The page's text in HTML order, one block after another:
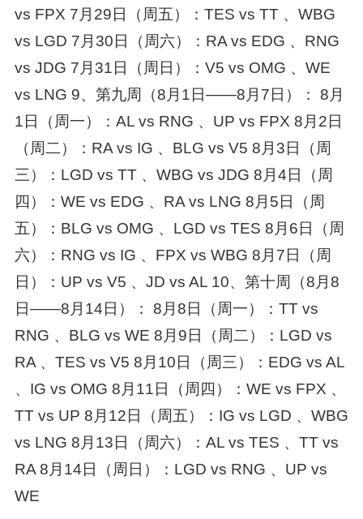
vs FPX 7月29日（周五）：TES vs TT 、WBG
vs LGD 7月30日（周六）：RA vs EDG 、RNG
vs JDG 7月31日（周日）：V5 vs OMG 、WE
vs LNG 9、第九周（8月1日——8月7日）： 8月
1日（周一）：AL vs RNG 、UP vs FPX 8月2日
（周二）：RA vs IG 、BLG vs V5 8月3日（周
三）：LGD vs TT 、WBG vs JDG 8月4日（周
四）：WE vs EDG 、RA vs LNG 8月5日（周
五）：BLG vs OMG 、LGD vs TES 8月6日（周
六）：RNG vs IG 、FPX vs WBG 8月7日（周
日）：UP vs V5 、JD vs AL 10、第十周（8月8
日——8月14日）： 8月8日（周一）：TT vs
RNG 、BLG vs WE 8月9日（周二）：LGD vs
RA 、TES vs V5 8月10日（周三）：EDG vs AL
、IG vs OMG 8月11日（周四）：WE vs FPX 、
TT vs UP 8月12日（周五）：IG vs LGD 、WBG
vs LNG 8月13日（周六）：AL vs TES 、TT vs
RA 8月14日（周日）：LGD vs RNG 、UP vs
WE